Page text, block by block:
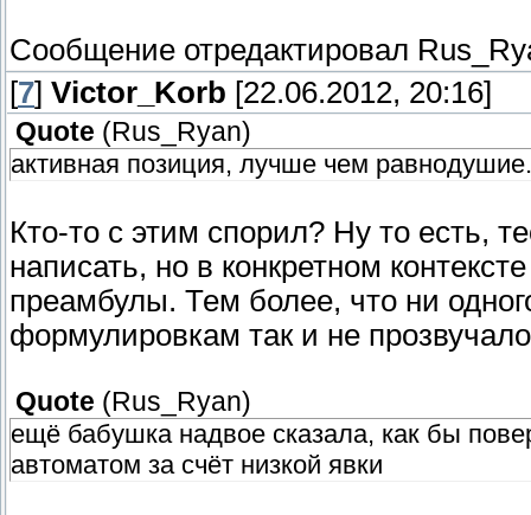
Сообщение отредактировал
[7] Victor_Korb [22.06.2012, 20:16]
Quote ( Rus_Ryan)
активная позиция, лучше чем равнодушие.
Кто-то с этим спорил? Ну то есть,
написать, но в конкретном
преамбулы. Тем более, что ни
формулировкам так и не
Quote ( Rus_Ryan)
ещё бабушка надвое сказала, как бы
автоматом за счёт низкой явки